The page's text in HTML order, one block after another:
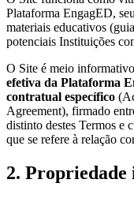
Plataforma EngagED,
materiais educativos
potenciais Instituições
O Site é meio
efetiva da Plataforma
contratual específico
Agreement), firmado
distinto destes Termos e
que se refere à relação
2. Propriedade